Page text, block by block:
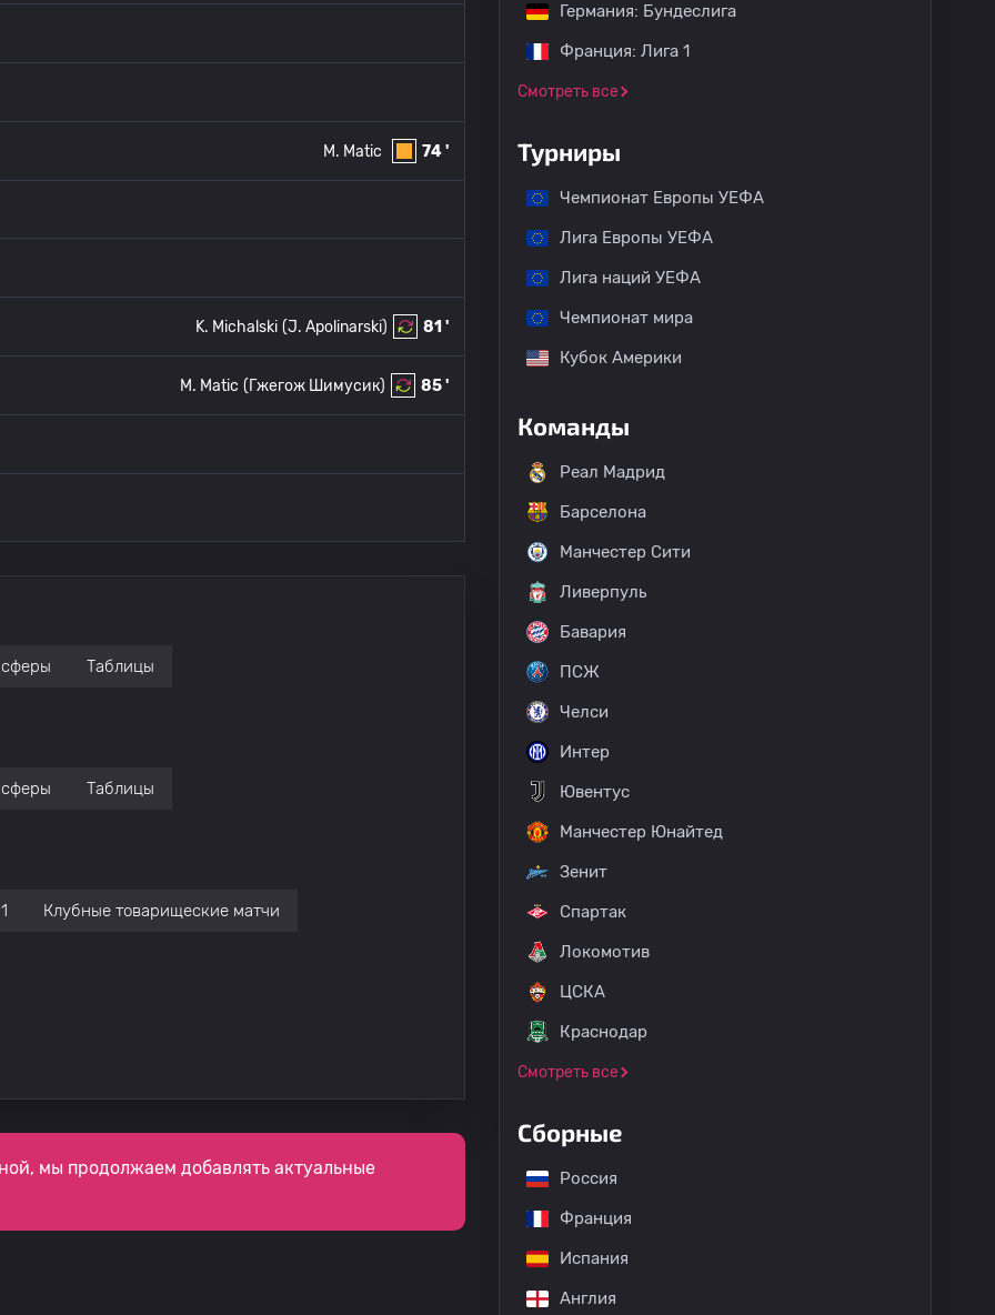
74 '
M. Matic
81 '
(J. Apolinarski)
K. Michalski
85 '
(Гжегож Шимусик)
M. Matic
Таблицы
Таблицы
Клубные товарищеские матчи
мы продолжаем добавлять актуальные
Германия: Бундеслига
Франция: Лига 1
Смотреть все
Турниры
Чемпионат Европы УЕФА
Лига Европы УЕФА
Лига наций УЕФА
Чемпионат мира
Кубок Америки
Команды
Реал Мадрид
Барселона
Манчестер Сити
Ливерпуль
Бавария
ПСЖ
Челси
Интер
Ювентус
Манчестер Юнайтед
Зенит
Спартак
Локомотив
ЦСКА
Краснодар
Смотреть все
Сборные
Россия
Франция
Испания
Англия